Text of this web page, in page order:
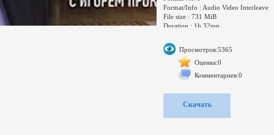
Format/Info : Audio Video Interleave
File size : 731 MiB
Duration : 1h 32mn
Video
ID : 0
Format : MPEG-4 Visual
Format profile : Advanced
Format settings, QPel : No
Просмотров:5365
Оценка:0
Комментариев:0
Скачать